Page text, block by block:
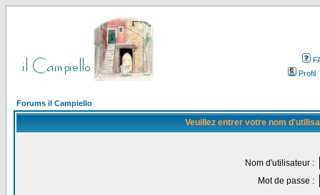
Profil
Forums il Campiello
Veuillez entrer votre nom
Nom d'utilisateur :
Mot de passe :